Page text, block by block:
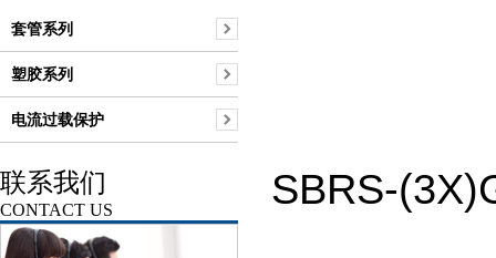
套管系列
塑胶系列
电流过载保护
联系我们
CONTACT US
SBRS-